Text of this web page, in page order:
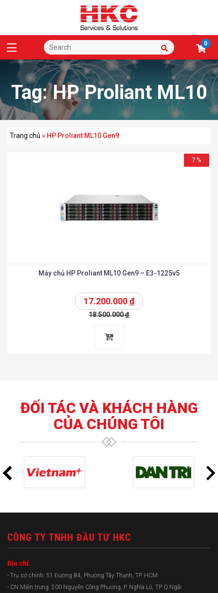
0
Tag:HP Proliant ML10
Gen9
Trang chủ » HP Proliant ML10 Gen9
7 %
Máy chủ HP Proliant ML10 Gen9 – E3-1225v5
17.200.000đ
18.500.000đ
ĐỐI TÁC VÀ KHÁCH HÀNG
CỦA CHÚNG TÔI
CÔNG TY TNHH ĐẦU TƯ HKC
Địa chỉ:
- Trụ sở chính: 51 Đường B4, Phường Tây Thạnh, TP. HCM
- CN Miền trung: 200 Nguyễn Công Phương, P. Nghĩa Lộ, TP Q.Ngãi